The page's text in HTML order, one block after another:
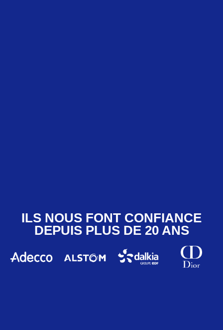
ILS NOUS FONT CONFIANCE
DEPUIS PLUS DE 20 ANS